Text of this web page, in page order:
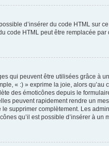
d’insérer du code HTML sur
code HTML peut être remplacée par
qui peuvent être utilisées grâce à
« :) » exprime la joie, alors qu’au
des émoticônes depuis le
peuvent rapidement rendre un
supprimer complètement. Les
qu’il est possible d’insérer à un